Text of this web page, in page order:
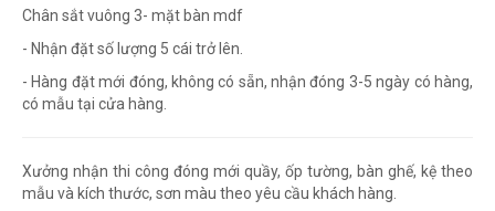
Chân sắt vuông 3- mặt bàn mdf
- Nhận đặt số lượng 5 cái trở lên.
- Hàng đặt mới đóng, không có sẵn, nhận đóng 3-5 ngày có hàng,
có mẫu tại cửa hàng.
Xưởng nhận thi công đóng mới quầy, ốp tường, bàn ghế, kệ theo
mẫu và kích thước, sơn màu theo yêu cầu khách hàng.